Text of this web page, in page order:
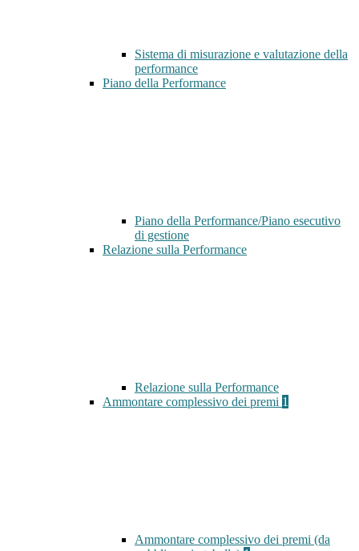
Sistema di misurazione e valutazione della
performance
Piano della Performance
Piano della Performance/Piano esecutivo
di gestione
Relazione sulla Performance
Relazione sulla Performance
Ammontare complessivo dei premi 1
Ammontare complessivo dei premi (da